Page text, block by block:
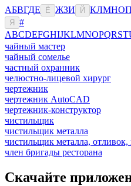
АБВГДЕ Ё ЖЗИ Й КЛМНОП
Я
#
ABCDEFGHIJKLMNOPQRST
чайный мастер
чайный сомелье
частный охранник
челюстно-лицевой хирург
чертежник
чертежник AutoCAD
чертежник-конструктор
чистильщик
чистильщик металла
чистильщик металла, отливок,
член бригады ресторана
Скачайте